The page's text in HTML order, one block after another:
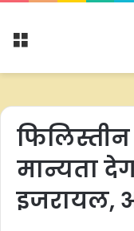
Menu
फिलिस्तीन
मान्यता
इजरायल,